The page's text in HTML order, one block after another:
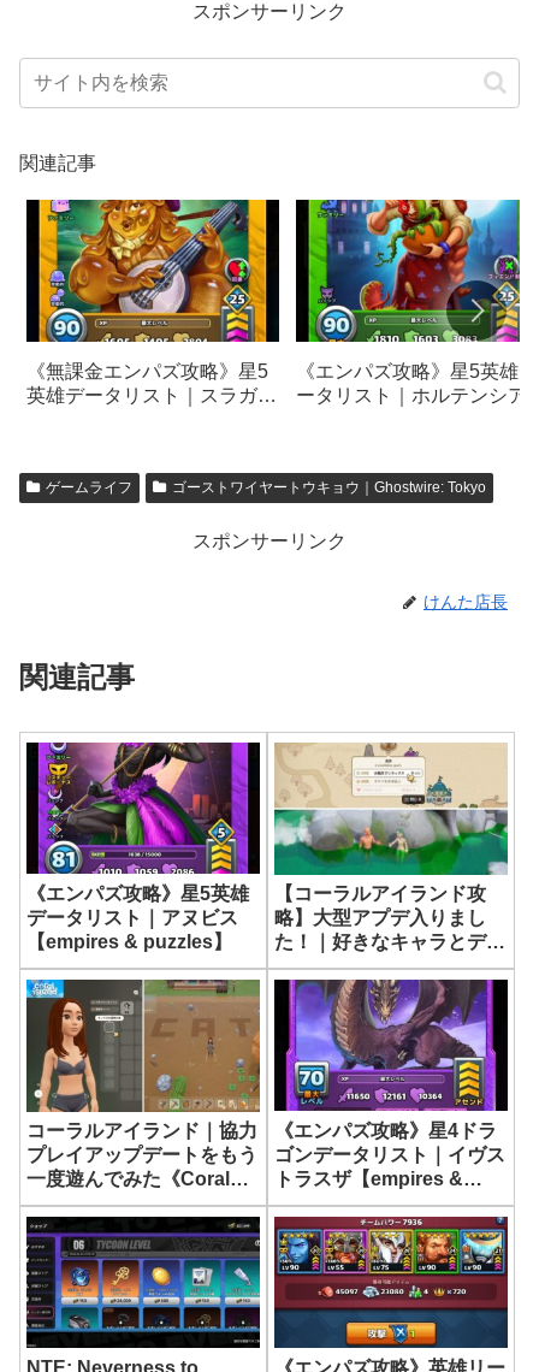
スポンサーリンク
関連記事
《無課金エンパズ攻略》星5
英雄データリスト｜スラガス
《エンパズ攻略》星5英雄デ
ータリスト｜ホルテンシア
ゲームライフ ゴーストワイヤートウキョウ｜Ghostwire: Tokyo
スポンサーリンク
けんた店長
関連記事
《エンパズ攻略》星5英雄
データリスト｜アヌビス
【empires & puzzles】
【コーラルアイランド攻
略】大型アプデ入りまし
た！｜好きなキャラとデー
トが可能に！《Coral
Island》
コーラルアイランド｜協力
プレイアップデートをもう
一度遊んでみた《Coral
Island》
《エンパズ攻略》星4ドラ
ゴンデータリスト｜イヴス
トラスザ【empires &
puzzles】
NTE: Neverness to 《エンパズ攻略》英雄リー